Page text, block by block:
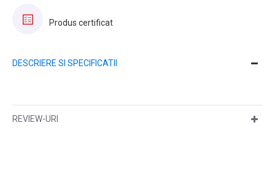
Produs certificat
DESCRIERE SI SPECIFICATII
REVIEW-URI